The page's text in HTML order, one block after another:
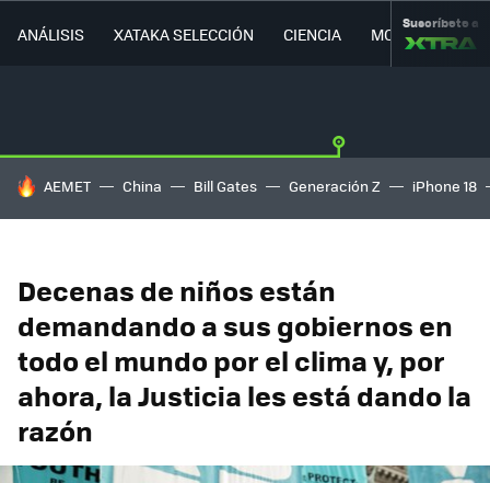
ANÁLISIS XATAKA SELECCIÓN CIENCIA MOVILIDAD
Suscríbete a
HOY SE HABLA DE
AEMET China Bill Gates Generación Z iPhone 18
Decenas de niños están
demandando a sus gobiernos en
todo el mundo por el clima y, por
ahora, la Justicia les está dando la
razón